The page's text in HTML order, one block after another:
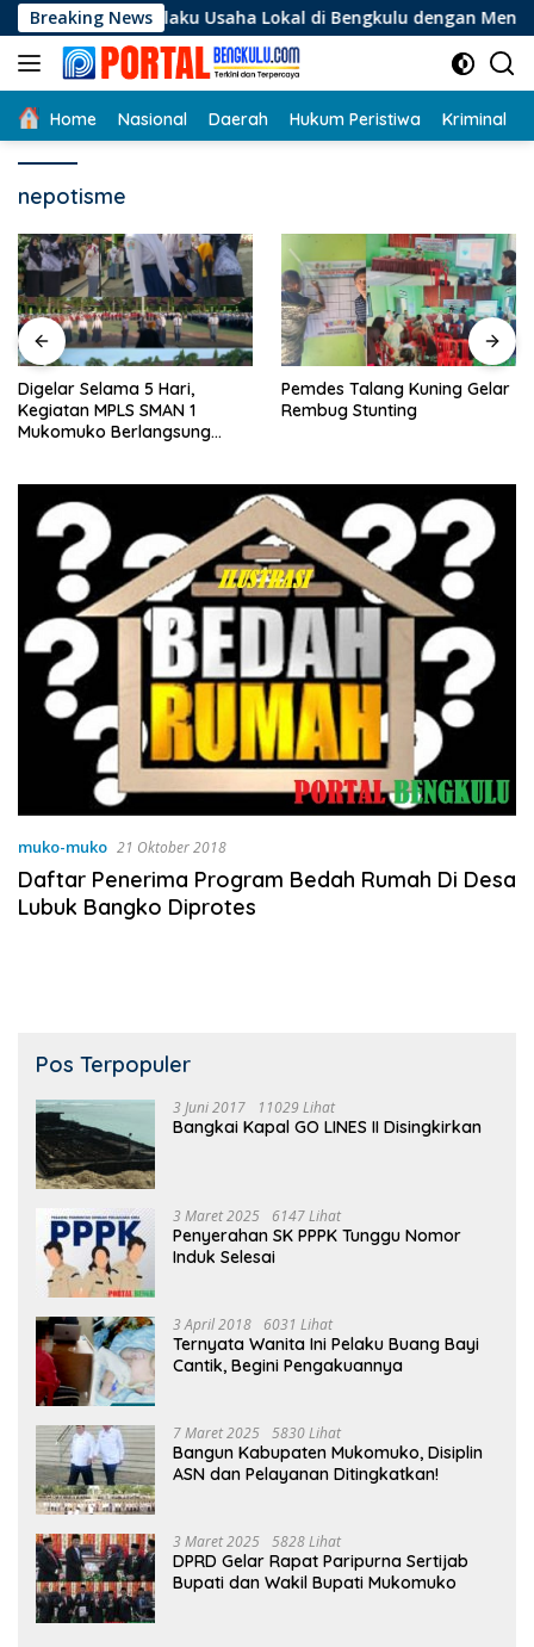
Langsung
ke
konten
Breaking News
Pelaku Usaha Lokal di Bengkulu dengan Meningkatkan
Home Nasional Daerah Hukum Peristiwa Kriminal
nepotisme
Digelar Selama 5 Hari,
Kegiatan MPLS SMAN 1
Mukomuko Berlangsung
Pemdes Talang Kuning Gelar
Rembug Stunting
muko-muko 21 Oktober 2018
Daftar Penerima Program Bedah Rumah Di Desa
Lubuk Bangko Diprotes
Pos Terpopuler
3 Juni 2017 11029 Lihat
Bangkai Kapal GO LINES II Disingkirkan
3 Maret 2025 6147 Lihat
Penyerahan SK PPPK Tunggu Nomor
Induk Selesai
3 April 2018 6031 Lihat
Ternyata Wanita Ini Pelaku Buang Bayi
Cantik, Begini Pengakuannya
7 Maret 2025 5830 Lihat
Bangun Kabupaten Mukomuko, Disiplin
ASN dan Pelayanan Ditingkatkan!
3 Maret 2025 5828 Lihat
DPRD Gelar Rapat Paripurna Sertijab
Bupati dan Wakil Bupati Mukomuko